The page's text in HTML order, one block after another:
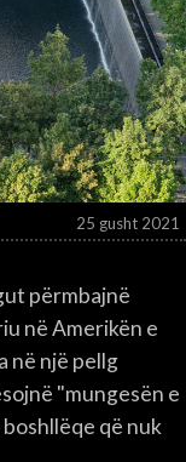
25 gusht 2021
përmbajnë
në Amerikën e
në një pellg
"mungesën e
që nuk